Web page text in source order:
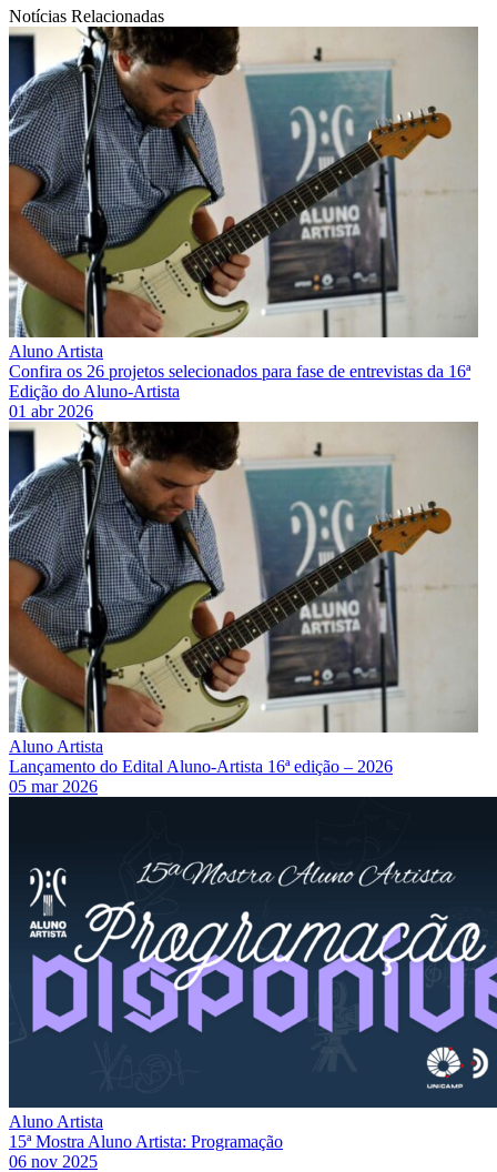
Notícias Relacionadas
Aluno Artista
Confira os 26 projetos selecionados para fase de entrevistas da 16ª
Edição do Aluno-Artista
01 abr 2026
Aluno Artista
Lançamento do Edital Aluno-Artista 16ª edição – 2026
05 mar 2026
Aluno Artista
15ª Mostra Aluno Artista: Programação
06 nov 2025